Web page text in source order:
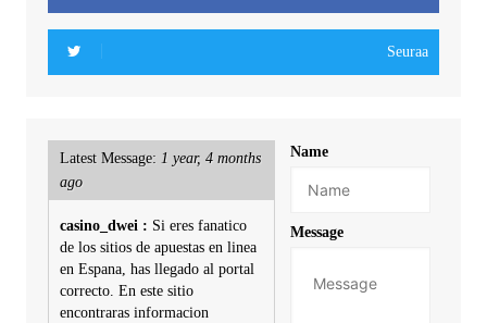
Seuraa
Latest Message: 1 year, 4 months
ago
casino_dwei : Si eres fanatico
de los sitios de apuestas en linea
en Espana, has llegado al portal
correcto. En este sitio
encontraras informacion
Name
Message